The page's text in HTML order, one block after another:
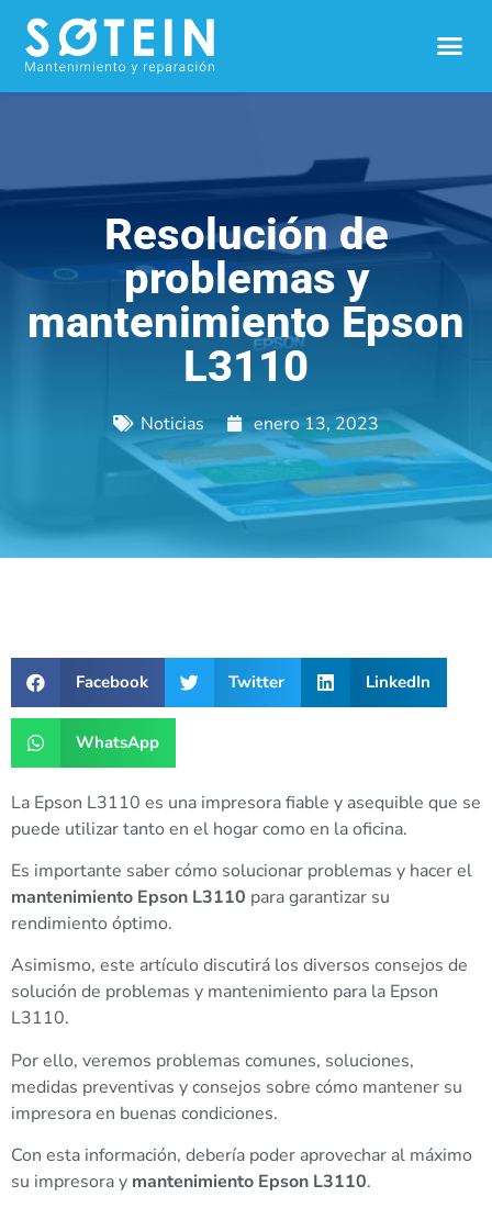
Resolución de
problemas y
mantenimiento Epson
L3110
Noticias enero 13, 2023
Facebook Twitter LinkedIn
WhatsApp
La Epson L3110 es una impresora fiable y asequible que se
puede utilizar tanto en el hogar como en la oficina.
Es importante saber cómo solucionar problemas y hacer el
mantenimiento Epson L3110 para garantizar su
rendimiento óptimo.
Asimismo, este artículo discutirá los diversos consejos de
solución de problemas y mantenimiento para la Epson
L3110.
Por ello, veremos problemas comunes, soluciones,
medidas preventivas y consejos sobre cómo mantener su
impresora en buenas condiciones.
Con esta información, debería poder aprovechar al máximo
su impresora y mantenimiento Epson L3110.